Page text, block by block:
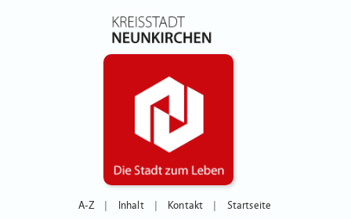
A-Z Inhalt Kontakt Startseite